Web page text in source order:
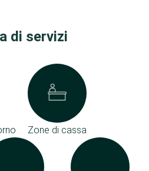
di servizi
Zone di cassa